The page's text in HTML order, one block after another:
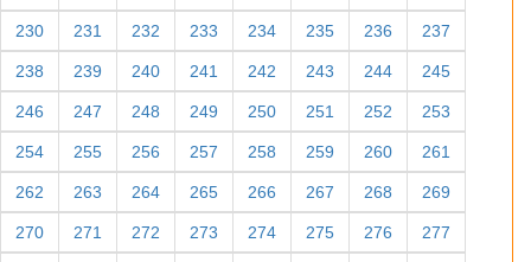
230 231 232 233 234 235 236 237
238 239 240 241 242 243 244 245
246 247 248 249 250 251 252 253
254 255 256 257 258 259 260 261
262 263 264 265 266 267 268 269
270 271 272 273 274 275 276 277